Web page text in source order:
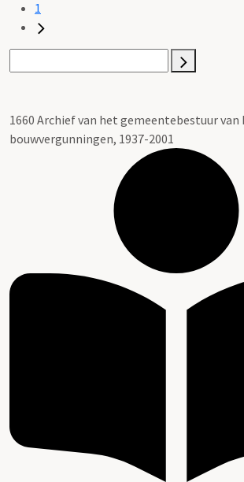
1
1660 Archief van het gemeentebestuur van
bouwvergunningen, 1937-2001